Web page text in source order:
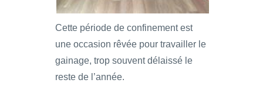
Cette période de confinement est
une occasion rêvée pour travailler le
gainage, trop souvent délaissé le
reste de l’année.